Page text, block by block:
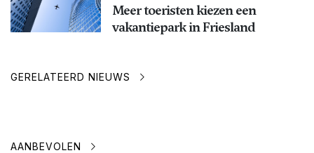
Meer toeristen kiezen een
vakantiepark in Friesland
GERELATEERD NIEUWS
AANBEVOLEN